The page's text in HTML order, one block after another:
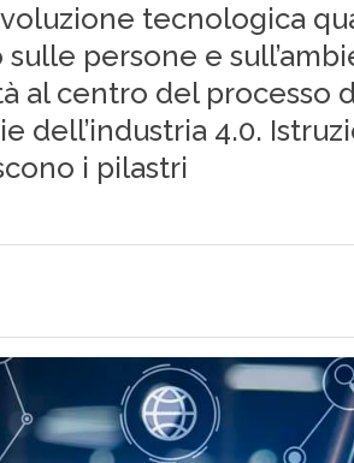
tecnologica
persone e
al centro del processo
dell’industria 4.0.
i pilastri